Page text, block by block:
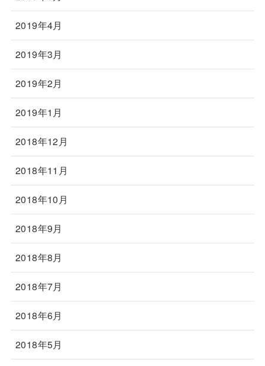
2019年4月
2019年3月
2019年2月
2019年1月
2018年12月
2018年11月
2018年10月
2018年9月
2018年8月
2018年7月
2018年6月
2018年5月